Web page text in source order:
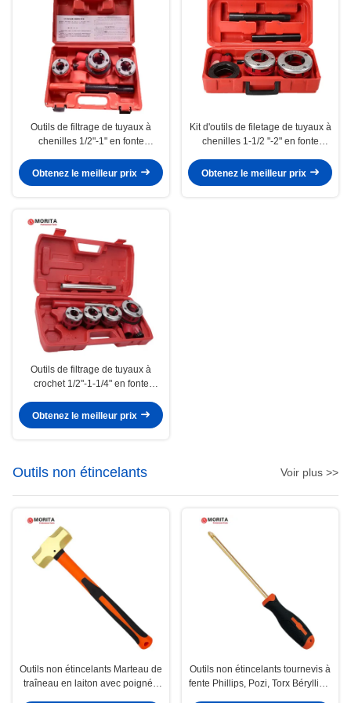
Outils de filtrage de tuyaux à
chenilles 1/2"-1" en fonte
à gaz ou de tuyaux en fer
galvanisé
Obtenez le meilleur prix
Kit d'outils de filetage de tuyaux à
chenilles 1-1/2 "-2" en fonte
l'usure pour une utilisation
prolongée
Obtenez le meilleur prix
Outils de filtrage de tuyaux à
crochet 1/2"-1-1/4" en fonte
à gaz ou de tuyaux en fer
galvanisé
Obtenez le meilleur prix
Outils non étincelants Voir plus >>
Outils non étincelants Marteau de
traîneau en laiton avec poignée
Outils non étincelants tournevis à
fente Phillips, Pozi, Torx Béryllium